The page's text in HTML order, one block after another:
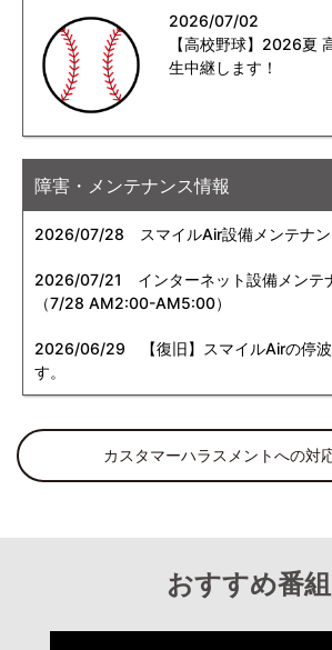
2026/07/02
【高校野球】2026夏
生中継します！
障害・メンテナンス情報
2026/07/28 スマイルAir設備メンテナ
2026/07/21
インターネット設備メンテ
（7/28 AM2:00-AM5:00）
2026/06/29 【復旧】スマイルAirの停
す。
カスタマーハラスメントへの対
おすすめ番組